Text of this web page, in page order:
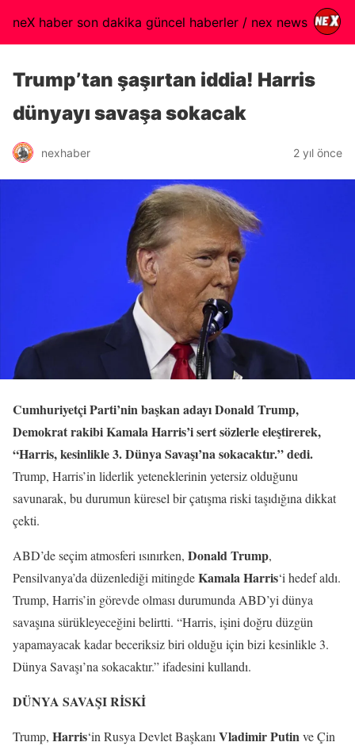
neX haber son dakika güncel haberler / nex news
Trump’tan şaşırtan iddia! Harris
dünyayı savaşa sokacak
nexhaber 2 yıl önce
Cumhuriyetçi Parti’nin başkan adayı Donald Trump,
Demokrat rakibi Kamala Harris’i sert sözlerle eleştirerek,
“Harris, kesinlikle 3. Dünya Savaşı’na sokacaktır.” dedi.
Trump, Harris’in liderlik yeteneklerinin yetersiz olduğunu
savunarak, bu durumun küresel bir çatışma riski taşıdığına dikkat
çekti.
ABD’de seçim atmosferi ısınırken, Donald Trump,
Pensilvanya’da düzenlediği mitingdeKamala Harris‘i hedef aldı.
Trump, Harris’in görevde olması durumunda ABD’yi dünya
savaşına sürükleyeceğini belirtti. “Harris, işini doğru düzgün
yapamayacak kadar beceriksiz biri olduğu için bizi kesinlikle 3.
Dünya Savaşı’na sokacaktır.” ifadesini kullandı.
DÜNYA SAVAŞI RİSKİ
Trump, Harris‘in Rusya Devlet Başkanı Vladimir Putinve Çin